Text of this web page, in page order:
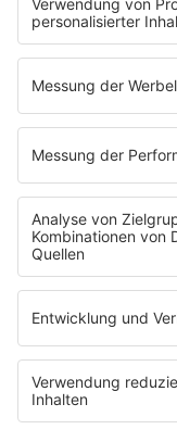
©RADIO NRW
Mit Hilfe
Drohnen auch
aufhalten.
Anzeige
Zuständigkeiten:
Drohnen
Bundeswehr:
des